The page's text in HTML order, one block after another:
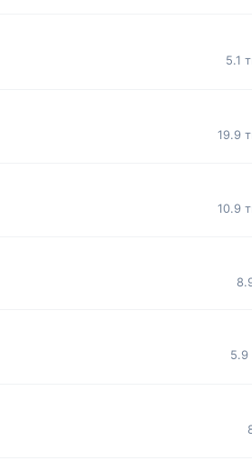
5.1
19.9
10.9
5.9